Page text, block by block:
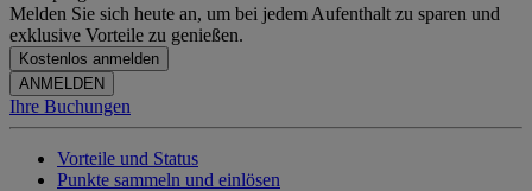
Melden Sie sich heute an, um bei jedem Aufenthalt zu sparen und
exklusive Vorteile zu genießen.
Kostenlos anmelden
ANMELDEN
Ihre Buchungen
Vorteile und Status
Punkte sammeln und einlösen